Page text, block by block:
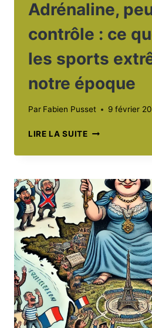
Adrénaline,
contrôle : ce
les sports
notre époque
Par Fabien Pusset 9 février
LIRE LA SUITEADRÉNALINE,
ET
:
CE
QUE
RÉVÈLENT
LES
SPORTS
EXTRÊMES
SUR
NOTRE
ÉPOQUE